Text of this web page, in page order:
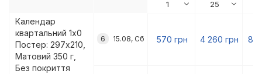
Календар
квартальний 1х0
Постер: 297x210,
Матовий 350 г,
Без покриття
6 15.08, Сб 570 грн 4 260 грн 8